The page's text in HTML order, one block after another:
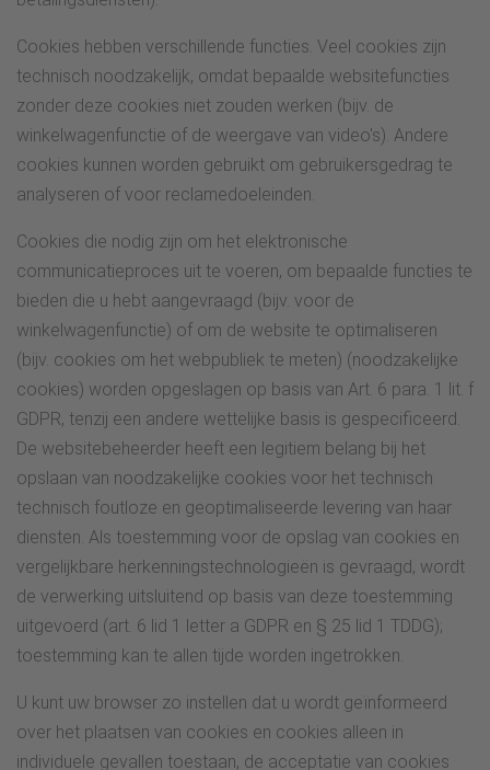
Cookies hebben verschillende functies. Veel cookies zijn
technisch noodzakelijk, omdat bepaalde websitefuncties
zonder deze cookies niet zouden werken (bijv. de
winkelwagenfunctie of de weergave van video's). Andere
cookies kunnen worden gebruikt om gebruikersgedrag te
analyseren of voor reclamedoeleinden.
Cookies die nodig zijn om het elektronische
communicatieproces uit te voeren, om bepaalde functies te
bieden die u hebt aangevraagd (bijv. voor de
winkelwagenfunctie) of om de website te optimaliseren
(bijv. cookies om het webpubliek te meten) (noodzakelijke
cookies) worden opgeslagen op basis van Art. 6 para. 1 lit. f
GDPR, tenzij een andere wettelijke basis is gespecificeerd.
De websitebeheerder heeft een legitiem belang bij het
opslaan van noodzakelijke cookies voor het technisch
technisch foutloze en geoptimaliseerde levering van haar
diensten. Als toestemming voor de opslag van cookies en
vergelijkbare herkenningstechnologieën is gevraagd, wordt
de verwerking uitsluitend op basis van deze toestemming
uitgevoerd (art. 6 lid 1 letter a GDPR en § 25 lid 1 TDDG);
toestemming kan te allen tijde worden ingetrokken.
U kunt uw browser zo instellen dat u wordt geïnformeerd
over het plaatsen van cookies en cookies alleen in
individuele gevallen toestaan, de acceptatie van cookies